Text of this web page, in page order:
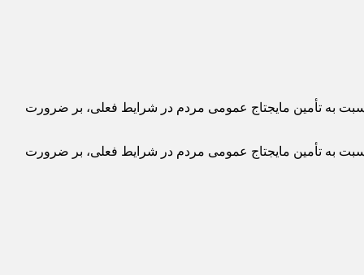
فعالان صنفی نسبت به تأمین مایجتاج عمومی مردم در شرایط فعلی، بر ضرورت
فعالان صنفی نسبت به تأمین مایجتاج عمومی مردم در شرایط فعلی، بر ضرورت